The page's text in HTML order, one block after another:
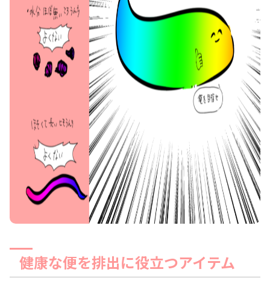
健康な便を排出に役立つアイテム